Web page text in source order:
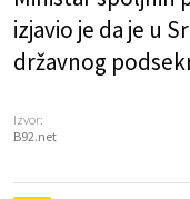
izjavio je da je u
državnog
Izvor:
B92.net